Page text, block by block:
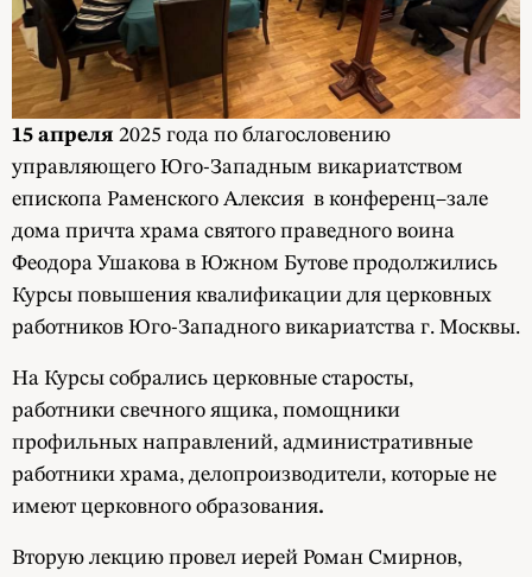
15 апреля 2025 года по благословению
управляющего Юго-Западным викариатством
епископа Раменского Алексия в конференц–зале
дома причта храма святого праведного воина
Феодора Ушакова в Южном Бутове продолжились
Курсы повышения квалификации для церковных
работников Юго-Западного викариатства г. Москвы.
На Курсы собрались церковные старосты,
работники свечного ящика, помощники
профильных направлений, административные
работники храма, делопроизводители, которые не
имеют церковного образования.
Вторую лекцию провел иерей Роман Смирнов,